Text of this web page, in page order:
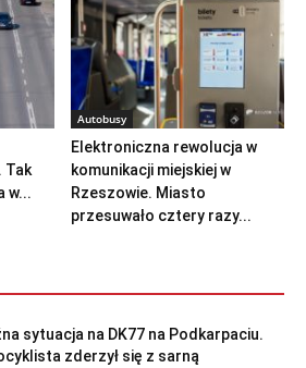
Tak
w...
Autobusy
Elektroniczna rewolucja w
komunikacji miejskiej w
Rzeszowie. Miasto
przesuwało cztery razy...
sytuacja na DK77 na Podkarpaciu.
zderzył się z sarną